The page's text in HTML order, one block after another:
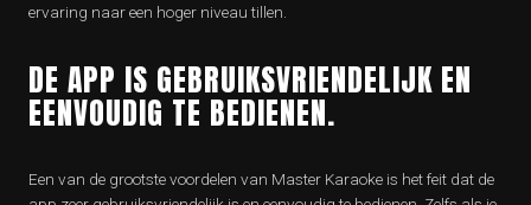
ervaring naar een hoger niveau tillen.
DE APP IS GEBRUIKSVRIENDELIJK EN
EENVOUDIG TE BEDIENEN.
Een van de grootste voordelen van Master Karaoke is het feit dat de